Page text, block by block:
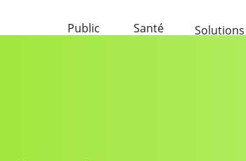
Public Santé Solutions